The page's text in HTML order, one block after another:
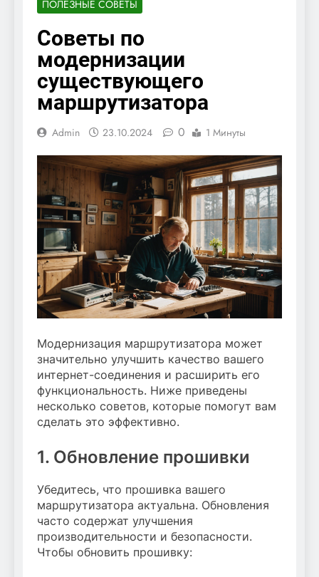
ПОЛЕЗНЫЕ СОВЕТЫ
Советы по
модернизации
существующего
маршрутизатора
Admin 23.10.2024 0 1 Минуты
Модернизация маршрутизатора может
значительно улучшить качество вашего
интернет-соединения и расширить его
функциональность. Ниже приведены
несколько советов, которые помогут вам
сделать это эффективно.
1. Обновление прошивки
Убедитесь, что прошивка вашего
маршрутизатора актуальна. Обновления
часто содержат улучшения
производительности и безопасности.
Чтобы обновить прошивку: